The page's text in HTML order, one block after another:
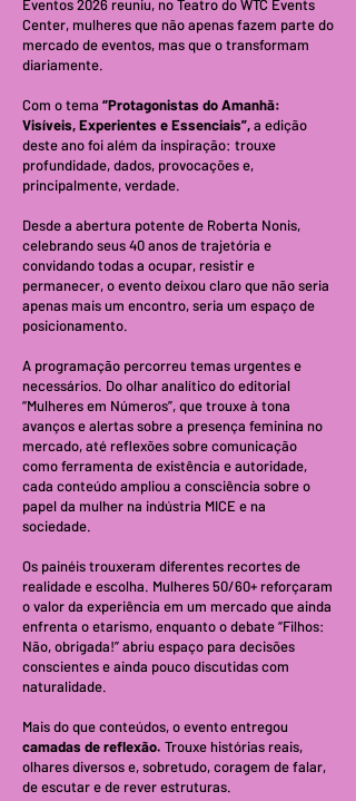
Eventos 2026 reuniu, no Teatro do WTC Events
Center, mulheres que não apenas fazem parte do
mercado de eventos, mas que o transformam
diariamente.
Com o tema “Protagonistas do Amanhã:
Visíveis, Experientes e Essenciais”,a edição
deste ano foi além da inspiração: trouxe
profundidade, dados, provocações e,
principalmente, verdade.
Desde a abertura potente de Roberta Nonis,
celebrando seus 40 anos de trajetória e
convidando todas a ocupar, resistir e
permanecer, o evento deixou claro que não seria
apenas mais um encontro, seria um espaço de
posicionamento.
A programação percorreu temas urgentes e
necessários. Do olhar analítico do editorial
“Mulheres em Números”, que trouxe à tona
avanços e alertas sobre a presença feminina no
mercado, até reflexões sobre comunicação
como ferramenta de existência e autoridade,
cada conteúdo ampliou a consciência sobre o
papel da mulher na indústria MICE e na
sociedade.
Os painéis trouxeram diferentes recortes de
realidade e escolha. Mulheres 50/60+ reforçaram
o valor da experiência em um mercado que ainda
enfrenta o etarismo, enquanto o debate “Filhos:
Não, obrigada!” abriu espaço para decisões
conscientes e ainda pouco discutidas com
naturalidade.
Mais do que conteúdos, o evento entregou
camadas de reflexão. Trouxe histórias reais,
olhares diversos e, sobretudo, coragem de falar,
de escutar e de rever estruturas.